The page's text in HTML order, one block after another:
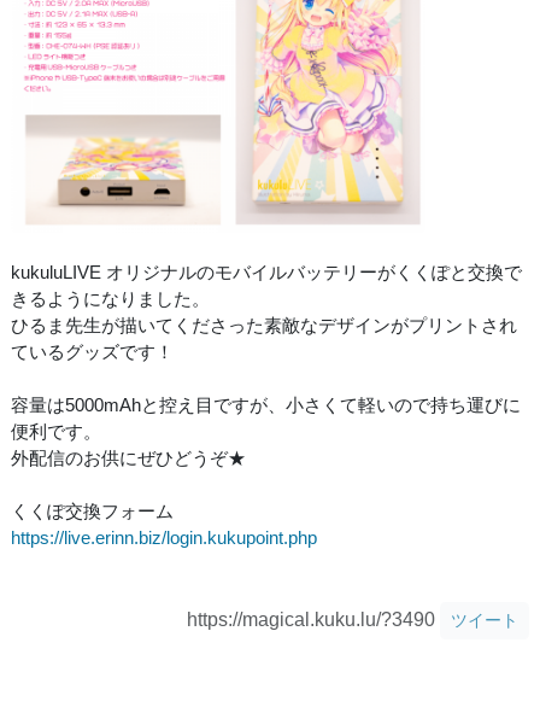
kukuluLIVE オリジナルのモバイルバッテリーがくくぽと交換で
きるようになりました。
ひるま先生が描いてくださった素敵なデザインがプリントされ
ているグッズです！
容量は5000mAhと控え目ですが、小さくて軽いので持ち運びに
便利です。
外配信のお供にぜひどうぞ★
くくぽ交換フォーム
https://live.erinn.biz/login.kukupoint.php
https://magical.kuku.lu/?3490 ツイート